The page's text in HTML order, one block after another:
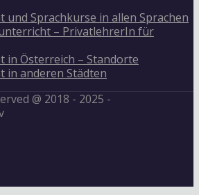
und Sprachkurse in allen Sprachen
– PrivatlehrerIn für
in Österreich – Standorte
in anderen Städten
@ 2018 - 2025 -